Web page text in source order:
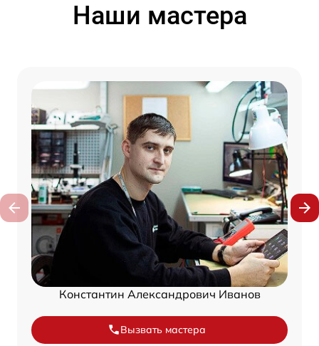
Наши мастера
Константин Александрович Иванов
Вызвать мастера